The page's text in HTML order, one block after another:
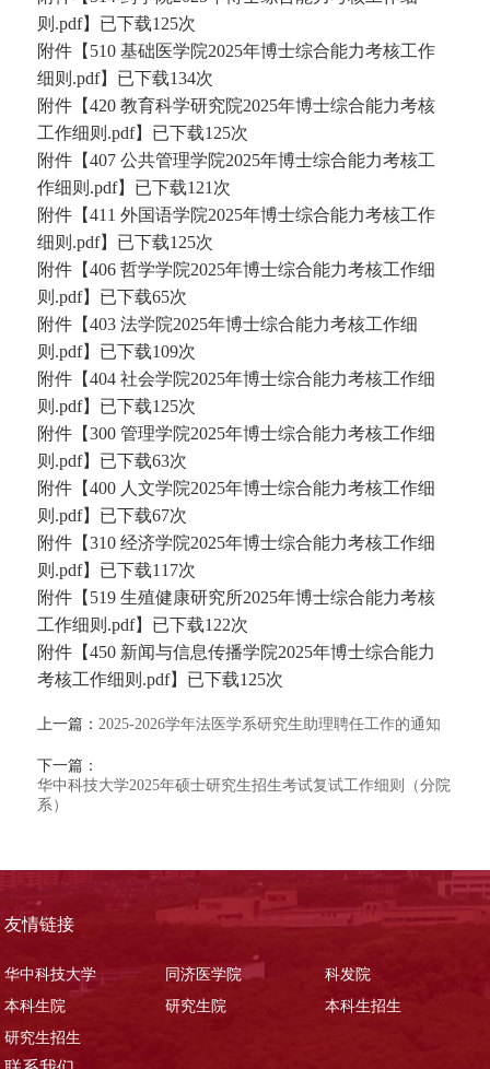
则.pdf】已下载125次
附件【 510 基础医学院2025年博士综合能力考核工作
细则.pdf】已下载134次
附件【420 教育科学研究院2025年博士综合能力考核
工作细则.pdf】已下载125次
附件【407 公共管理学院2025年博士综合能力考核工
作细则.pdf】已下载121 次
附件【411 外国语学院2025年博士综合能力考核工作
细则.pdf】已下载125次
附件【406 哲学学院2025年博士综合能力考核工作细
则.pdf】已下载65次
附件【403 法学院2025年博士综合能力考核工作细
则.pdf】已下载109次
附件【404 社会学院2025年博士综合能力考核工作细
则.pdf】已下载125次
附件【300 管理学院2025年博士综合能力考核工作细
则.pdf】已下载63次
附件【400 人文学院2025年博士综合能力考核工作细
则.pdf】已下载67次
附件【310 经济学院2025年博士综合能力考核工作细
则.pdf】已下载117次
附件【 519 生殖健康研究所2025年博士综合能力考核
工作细则.pdf】已下载122次
附件【450 新闻与信息传播学院2025年博士综合能力
考核工作细则.pdf】已下载125次
上一篇： 2025-2026学年法医学系研究生助理聘任工作的通知
下一篇：
华中科技大学2025年硕士研究生招生考试复试工作细则（分院
系）
友情链接
华中科技大学 同济医学院
科发院
本科生院
研究生院
本科生招生
研究生招生